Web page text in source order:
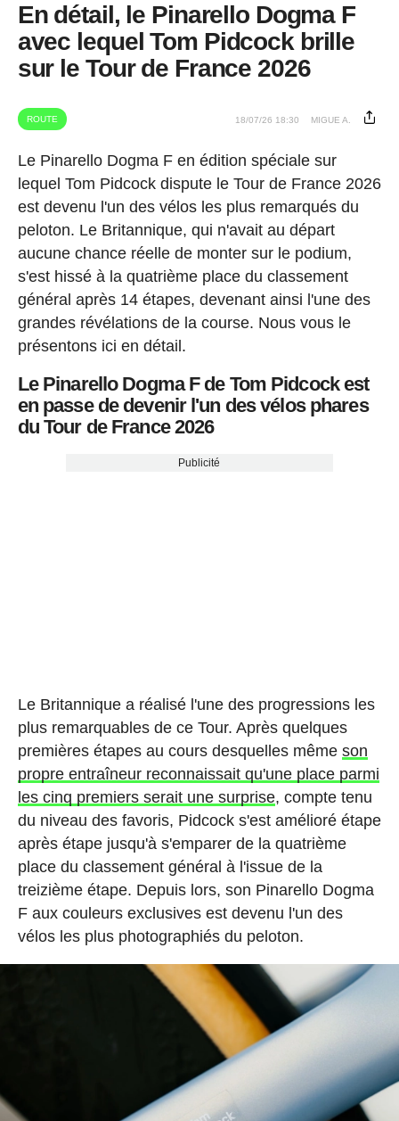
En détail, le Pinarello Dogma F
avec lequel Tom Pidcock brille
sur le Tour de France 2026
ROUTE 18/07/26 18:30 MIGUE A.
Le Pinarello Dogma F en édition spéciale sur
lequel Tom Pidcock dispute le Tour de France 2026
est devenu l'un des vélos les plus remarqués du
peloton. Le Britannique, qui n'avait au départ
aucune chance réelle de monter sur le podium,
s'est hissé à la quatrième place du classement
général après 14 étapes, devenant ainsi l'une des
grandes révélations de la course. Nous vous le
présentons ici en détail.
Le Pinarello Dogma F de Tom Pidcock est
en passe de devenir l'un des vélos phares
du Tour de France 2026
Publicité
Le Britannique a réalisé l'une des progressions les
plus remarquables de ce Tour. Après quelques
premières étapes au cours desquelles même son
propre entraîneur reconnaissait qu'une place parmi
les cinq premiers serait une surprise, compte tenu
du niveau des favoris, Pidcock s'est amélioré étape
après étape jusqu'à s'emparer de la quatrième
place du classement général à l'issue de la
treizième étape. Depuis lors, son Pinarello Dogma
F aux couleurs exclusives est devenu l'un des
vélos les plus photographiés du peloton.